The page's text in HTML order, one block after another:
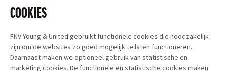
COOKIES
FNV Young & United gebruikt functionele cookies die noodzakelijk
zijn om de websites zo goed mogelijk te laten functioneren.
Daarnaast maken we optioneel gebruik van statistische en
marketing cookies. De functionele en statistische cookies maken